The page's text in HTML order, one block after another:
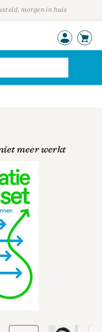
morgen in huis
meer werkt